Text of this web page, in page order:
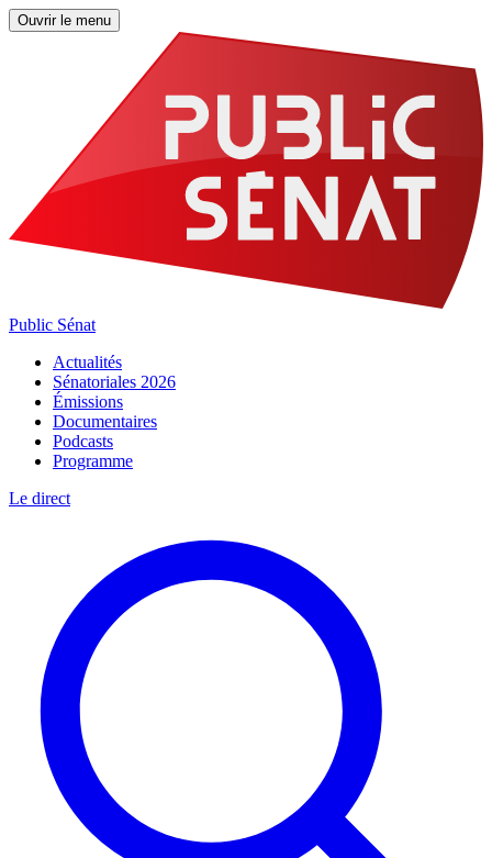
Ouvrir le menu
Public Sénat
Actualités
Sénatoriales 2026
Émissions
Documentaires
Podcasts
Programme
Le direct